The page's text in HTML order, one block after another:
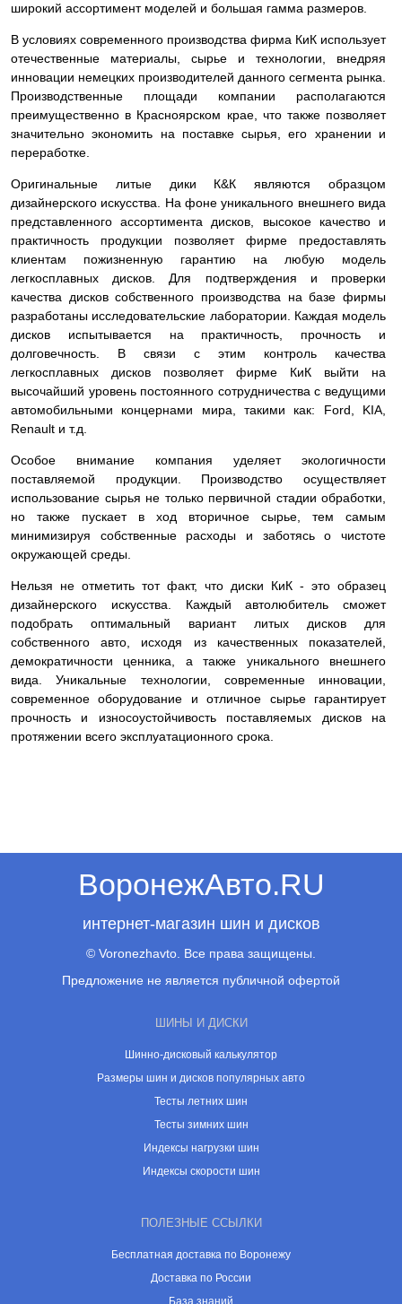
широкий ассортимент моделей и большая гамма размеров.
В условиях современного производства фирма КиК использует
отечественные материалы, сырье и технологии, внедряя
инновации немецких производителей данного сегмента рынка.
Производственные площади компании располагаются
преимущественно в Красноярском крае, что также позволяет
значительно экономить на поставке сырья, его хранении и
переработке.
Оригинальные литые дики К&К являются образцом
дизайнерского искусства. На фоне уникального внешнего вида
представленного ассортимента дисков, высокое качество и
практичность продукции позволяет фирме предоставлять
клиентам пожизненную гарантию на любую модель
легкосплавных дисков. Для подтверждения и проверки
качества дисков собственного производства на базе фирмы
разработаны исследовательские лаборатории. Каждая модель
дисков испытывается на практичность, прочность и
долговечность. В связи с этим контроль качества
легкосплавных дисков позволяет фирме КиК выйти на
высочайший уровень постоянного сотрудничества с ведущими
автомобильными концернами мира, такими как: Ford, KIA,
Renault и т.д.
Особое внимание компания уделяет экологичности
поставляемой продукции. Производство осуществляет
использование сырья не только первичной стадии обработки,
но также пускает в ход вторичное сырье, тем самым
минимизируя собственные расходы и заботясь о чистоте
окружающей среды.
Нельзя не отметить тот факт, что диски КиК - это образец
дизайнерского искусства. Каждый автолюбитель сможет
подобрать оптимальный вариант литых дисков для
собственного авто, исходя из качественных показателей,
демократичности ценника, а также уникального внешнего
вида. Уникальные технологии, современные инновации,
современное оборудование и отличное сырье гарантирует
прочность и износоустойчивость поставляемых дисков на
протяжении всего эксплуатационного срока.
ВоронежАвто.RU
интернет-магазин шин и дисков
© Voronezhavto. Все права защищены.
Предложение не является публичной офертой
ШИНЫ И ДИСКИ
Шинно-дисковый калькулятор
Размеры шин и дисков популярных авто
Тесты летних шин
Тесты зимних шин
Индексы нагрузки шин
Индексы скорости шин
ПОЛЕЗНЫЕ ССЫЛКИ
Бесплатная доставка по Воронежу
Доставка по России
База знаний